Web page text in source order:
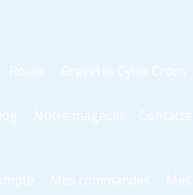
Route Gravel et Cyclo Cross
Notre magasin
Mes commandes